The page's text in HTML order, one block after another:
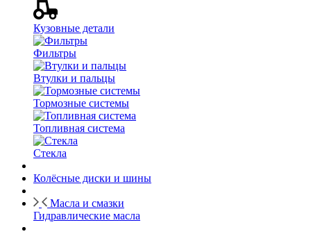
Кузовные детали
Фильтры
Втулки и пальцы
Тормозные системы
Топливная система
Стекла
Колёсные диски и шины
Масла и смазки
Гидравлические масла